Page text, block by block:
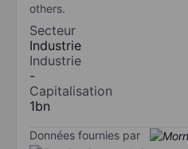
others.
Secteur
Industrie
Industrie
-
Capitalisation
1bn
Données fournies par